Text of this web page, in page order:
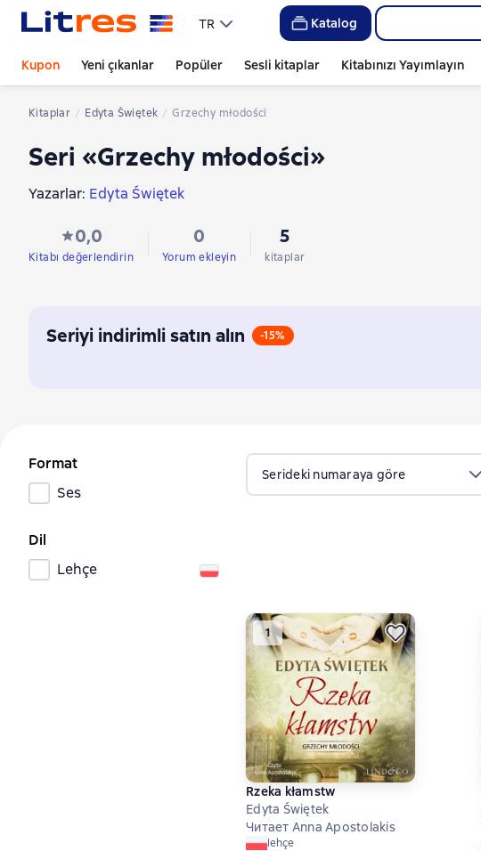
TR Katalog
Kupon Yeni çıkanlar Popüler Sesli kitaplar Kitabınızı Yayımlayın
Kitaplar Edyta Świętek Grzechy młodości
Seri «Grzechy młodości»
Yazarlar: Edyta Świętek
0,0
Kitabı değerlendirin
0
Yorum ekleyin
5
kitaplar
Seriyi indirimli satın alın -15%
Format
Ses
Dil
Lehçe
Serideki numaraya göre
1
Rzeka kłamstw
Edyta Świętek
Читает Anna Apostolakis
lehçe